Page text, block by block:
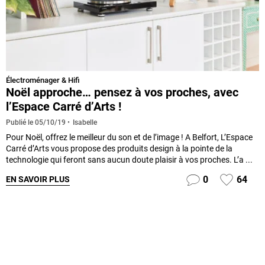
Électroménager & Hifi
Noël approche… pensez à vos proches, avec
l’Espace Carré d’Arts !
Publié le 05/10/19 Isabelle
Pour Noël, offrez le meilleur du son et de l’image ! A Belfort, L’Espace
Carré d’Arts vous propose des produits design à la pointe de la
technologie qui feront sans aucun doute plaisir à vos proches. L’a ...
EN SAVOIR PLUS 0 64